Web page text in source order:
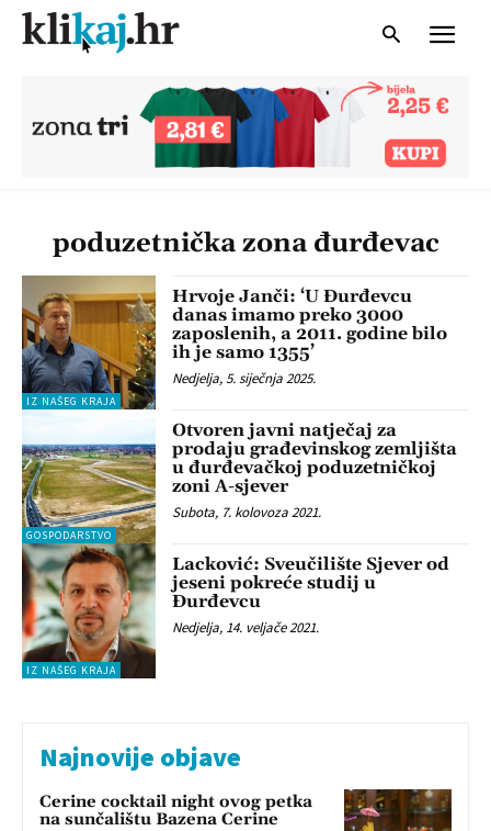
poduzetnička zona đurđevac
IZ NAŠEG KRAJA
Hrvoje Janči: ‘U Đurđevcu
danas imamo preko 3000
zaposlenih, a 2011. godine bilo
ih je samo 1355’
Nedjelja, 5. siječnja 2025.
GOSPODARSTVO
Otvoren javni natječaj za
prodaju građevinskog zemljišta
u đurđevačkoj poduzetničkoj
zoni A-sjever
Subota, 7. kolovoza 2021.
IZ NAŠEG KRAJA
Lacković: Sveučilište Sjever od
jeseni pokreće studij u
Đurđevcu
Nedjelja, 14. veljače 2021.
Najnovije objave
Cerine cocktail night ovog petka
na sunčalištu Bazena Cerine